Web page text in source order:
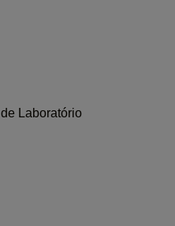
Laboratório